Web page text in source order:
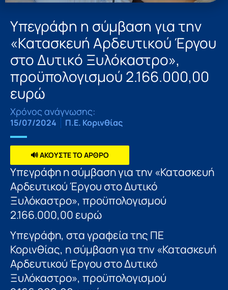
Υπεγράφη η σύμβαση για την
«Κατασκευή Αρδευτικού Έργου
στο Δυτικό Ξυλόκαστρο»,
προϋπολογισμού 2.166.000,00
ευρώ
Χρόνος ανάγνωσης:
15/07/2024 Π.Ε. Κορινθίας
🔊 ΑΚΟΥΣΤΕ ΤΟ ΑΡΘΡΟ
Υπεγράφη η σύμβαση για την «Κατασκευή
Αρδευτικού Έργου στο Δυτικό
Ξυλόκαστρο», προϋπολογισμού
2.166.000,00 ευρώ
Υπεγράφη, στα γραφεία της ΠΕ
Κορινθίας, η σύμβαση για την «Κατασκευή
Αρδευτικού Έργου στο Δυτικό
Ξυλόκαστρο», προϋπολογισμού